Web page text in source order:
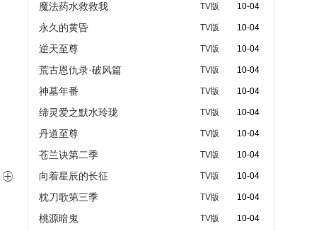

连载至12话
薰香花朵凛然绽放
连载至23话
真･武士传 剑勇传说
连载至12话
破烂千金被姐姐的原婚约者溺爱着
周日
连载至1145话
海贼王
10-04
魔法药水救救我 TV版
10-04
永久的黄昏 TV版
10-04
逆天至尊 TV版
10-04
荒古恩仇录·破风篇 TV版
10-04
神墓年番 TV版
10-04
缔灵爱之默水玲珑 TV版
10-04
丹道至尊 TV版
10-04
苍兰诀第二季 TV版
10-04
向着星辰的长征 TV版
10-04
枕刀歌第三季 TV版
10-04
桃源暗鬼 TV版